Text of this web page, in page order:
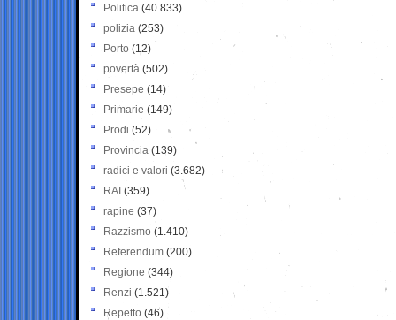
Politica (40.833)
polizia (253)
Porto (12)
povertà (502)
Presepe (14)
Primarie (149)
Prodi (52)
Provincia (139)
radici e valori (3.682)
RAI (359)
rapine (37)
Razzismo (1.410)
Referendum (200)
Regione (344)
Renzi (1.521)
Repetto (46)